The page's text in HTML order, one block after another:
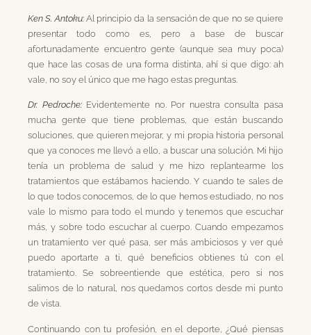
Ken S. Antoku:Al principio da la sensación de que no se quiere
presentar todo como es, pero a base de buscar
afortunadamente encuentro gente (aunque sea muy poca)
que hace las cosas de una forma distinta, ahí si que digo: ah
vale, no soy el único que me hago estas preguntas.
Dr. Pedroche: Evidentemente no. Por nuestra consulta pasa
mucha gente que tiene problemas, que están buscando
soluciones, que quieren mejorar, y mi propia historia personal
que ya conoces me llevó a ello, a buscar una solución. Mi hijo
tenía un problema de salud y me hizo replantearme los
tratamientos que estábamos haciendo. Y cuando te sales de
lo que todos conocemos, de lo que hemos estudiado, no nos
vale lo mismo para todo el mundo y tenemos que escuchar
más, y sobre todo escuchar al cuerpo. Cuando empezamos
un tratamiento ver qué pasa, ser más ambiciosos y ver qué
puedo aportarte a ti, qué beneficios obtienes tú con el
tratamiento. Se sobreentiende que estética, pero si nos
salimos de lo natural, nos quedamos cortos desde mi punto
de vista.
Continuando con tu profesión, en el deporte, ¿Qué piensas